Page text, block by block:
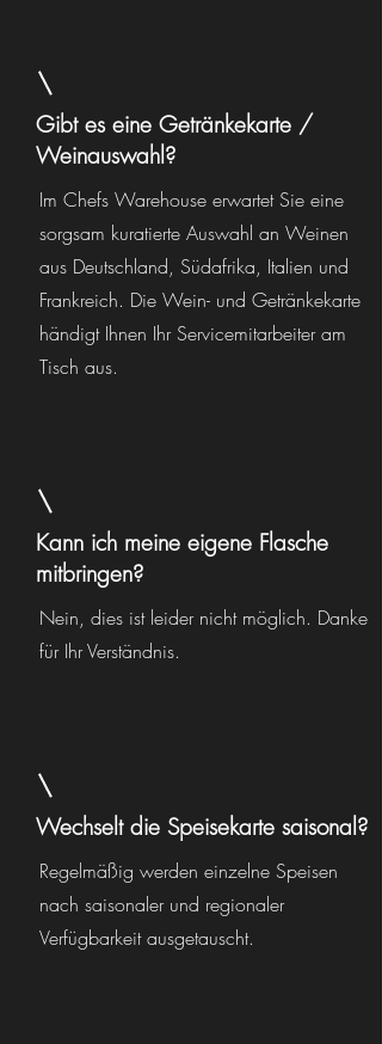
Gibt es eine Getränkekarte /
Weinauswahl?
Im Chefs Warehouse erwartet Sie eine
sorgsam kuratierte Auswahl an Weinen
aus Deutschland, Südafrika, Italien und
Frankreich. Die Wein- und Getränkekarte
händigt Ihnen Ihr Servicemitarbeiter am
Tisch aus.
Kann ich meine eigene Flasche
mitbringen?
Nein, dies ist leider nicht möglich. Danke
für Ihr Verständnis.
Wechselt die Speisekarte saisonal?
Regelmäßig werden einzelne Speisen
nach saisonaler und regionaler
Verfügbarkeit ausgetauscht.